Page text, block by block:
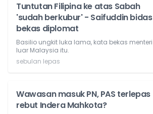
Tuntutan Filipina ke atas Sabah
'sudah berkubur' - Saifuddin bidas
bekas diplomat
Basilio ungkit luka lama, kata bekas menteri
luar Malaysia itu.
sebulan lepas
Wawasan masuk PN, PAS terlepas
rebut Indera Mahkota?